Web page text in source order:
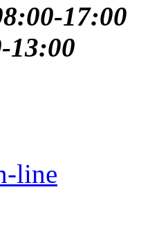
17:00
13:00
line